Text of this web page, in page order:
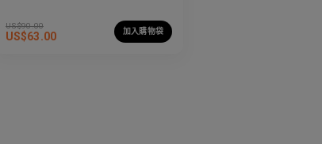
US$90.00
US$63.00 加入購物袋